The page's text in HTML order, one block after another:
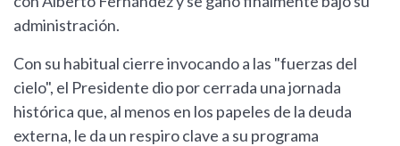
administración.
Con su habitual cierre invocando a las "fuerzas del
cielo", el Presidente dio por cerrada una jornada
histórica que, al menos en los papeles de la deuda
externa, le da un respiro clave a su programa